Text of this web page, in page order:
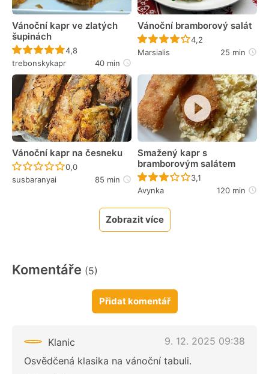
Vánoční kapr ve zlatých
šupinách
Recept ještě nebyl hodnocen
4,8
trebonskykapr
40 min
Vánoční bramborový salát
Recept ještě nebyl
4,2
Marsialis
25 min
Vánoční kapr na česneku
Recept ještě nebyl hodnocen
0,0
susbaranyai
85 min
Smažený kapr s
bramborovým salátem
Recept ještě nebyl
3,1
Avynka
120 min
Zobrazit více
Komentáře (5)
Přidat komentář
Klanic
9. 12. 2025 09:38
Osvědčená klasika na vánoční tabuli.